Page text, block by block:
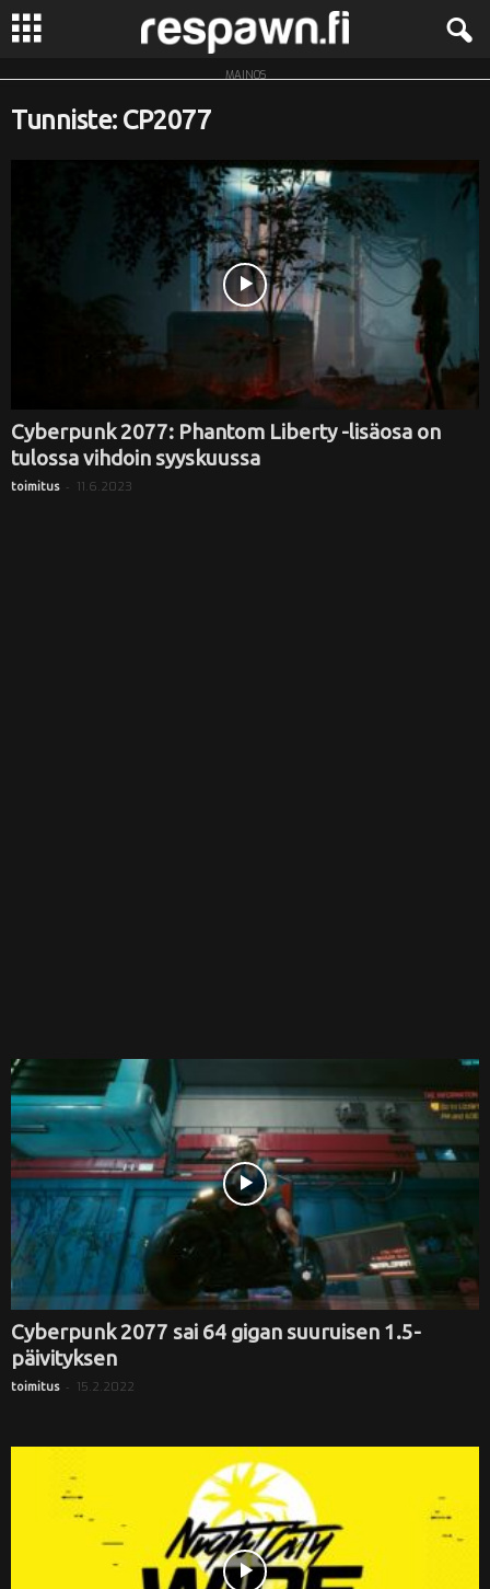
R
MAINOS
Tunniste: CP2077
Cyberpunk 2077: Phantom Liberty -lisäosa on
tulossa vihdoin syyskuussa
toimitus - 11.6.2023
Cyberpunk 2077 sai 64 gigan suuruisen 1.5-
päivityksen
toimitus - 15.2.2022